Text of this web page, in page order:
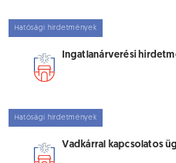
Hatósági hirdetmények
Ingatlanárverési
Hatósági hirdetmények
Vadkárral kapcsolatos